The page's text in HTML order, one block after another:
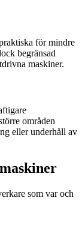
för mindre
begränsad
maskiner.
områden
eller underhåll av
som var och